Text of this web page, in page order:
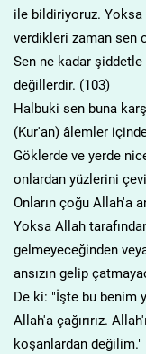
ile bildiriyoruz.
verdikleri zaman sen
Sen ne kadar
değillerdir. (103)
Halbuki sen buna
(Kur'an) âlemler
Göklerde ve yerde
onlardan yüzlerini
Onların çoğu Allah'a
Yoksa Allah
gelmeyeceğinden
ansızın gelip
De ki: "İşte bu benim
Allah'a çağırırız.
koşanlardan değilim."